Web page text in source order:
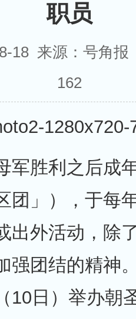
职员
18 来源：号角
162
军胜利之后成
团」），于每
出外活动，除
强团结的精神
10日）举办朝